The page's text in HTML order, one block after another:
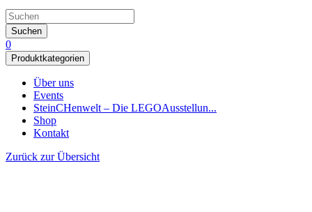
Suchen
0
Produktkategorien
Über uns
Events
SteinCHenwelt – Die LEGOAusstellun...
Shop
Kontakt
Zurück zur Übersicht